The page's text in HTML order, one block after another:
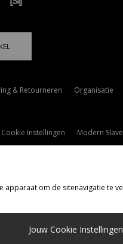
& Retourneren Organisatie
Cookie Instellingen Modern
om de sitenavigatie te
Jouw Cookie Instellingen